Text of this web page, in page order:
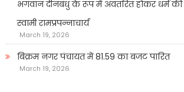
भगवान दीनबंधु के रूप में अवतरित होकर धर्म की
स्वामी रामप्रपन्नाचार्य
March 19, 2026
बिक्रम नगर पंचायत में 81.59 का बजट पारित
March 19, 2026